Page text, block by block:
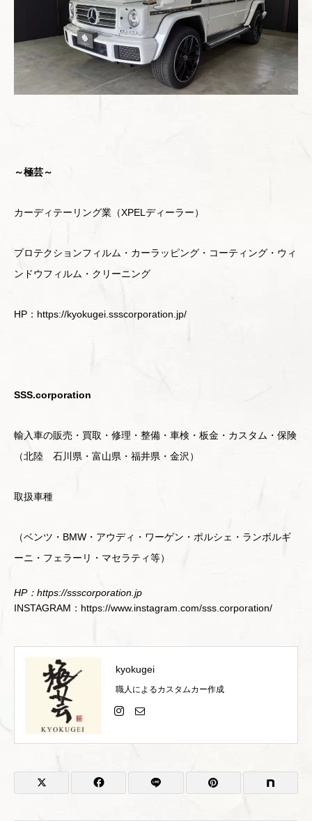
～極芸～
カーディテーリング業（XPELディーラー）
プロテクションフィルム・カーラッピング・コーティング・ウィ
ンドウフィルム・クリーニング
HP：https://kyokugei.ssscorporation.jp/
SSS.corporation
輸入車の販売・買取・修理・整備・車検・板金・カスタム・保険
（北陸 石川県・富山県・福井県・金沢）
取扱車種
（ベンツ・BMW・アウディ・ワーゲン・ポルシェ・ランボルギ
ーニ・フェラーリ・マセラティ等）
HP：https://ssscorporation.jp
INSTAGRAM：https://www.instagram.com/sss.corporation/
kyokugei
職人によるカスタムカー作成